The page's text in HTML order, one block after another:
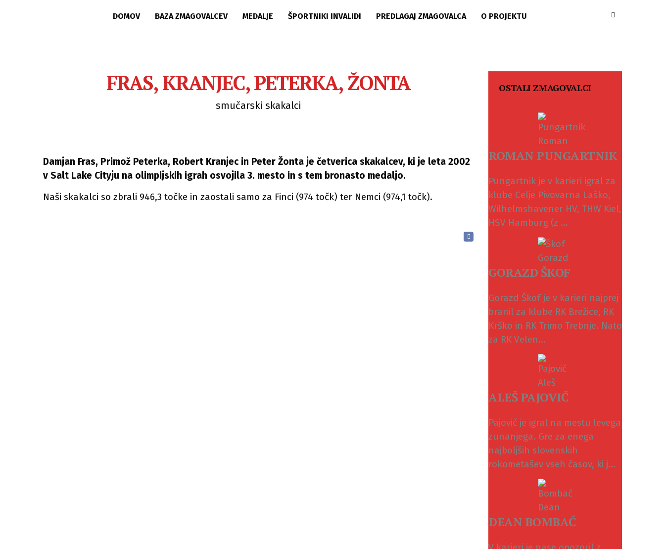
DOMOV BAZA ZMAGOVALCEV MEDALJE ŠPORTNIKI INVALIDI PREDLAGAJ ZMAGOVALCA O PROJEKTU
FRAS, KRANJEC, PETERKA, ŽONTA
smučarski skakalci
Damjan Fras, Primož Peterka, Robert Kranjec in Peter Žonta je četverica skakalcev, ki je leta 2002
v Salt Lake Cityju na olimpijskih igrah osvojila 3. mesto in s tem bronasto medaljo.
Naši skakalci so zbrali 946,3 točke in zaostali samo za Finci (974 točk) ter Nemci (974,1 točk).
OSTALI ZMAGOVALCI
ROMAN PUNGARTNIK
Pungartnik je v karieri igral za
klube Celje Pivovarna Laško,
Wilhelmshavener HV, THW Kiel,
HSV Hamburg (z ...
GORAZD ŠKOF
Gorazd Škof je v karieri najprej
branil za klube RK Brežice, RK
Krško in RK Trimo Trebnje. Nato
za RK Velen...
ALEŠ PAJOVIČ
Pajovič je igral na mestu levega
zunanjega. Gre za enega
najboljših slovenskih
rokometašev vseh časov, ki j...
DEAN BOMBAČ